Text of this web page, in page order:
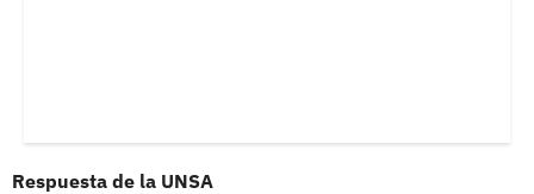
Respuesta de la UNSA